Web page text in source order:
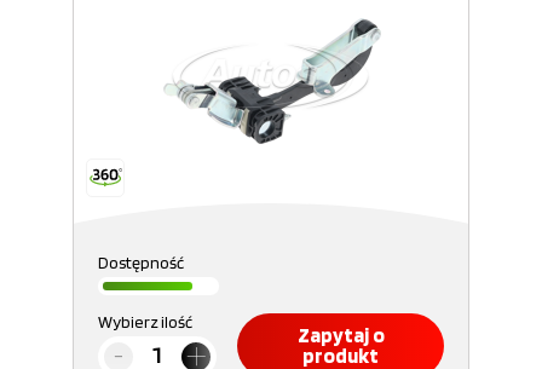
Dostępność
Wybierz ilość
Zapytaj o
produkt